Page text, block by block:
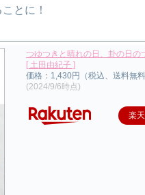
とに！
つゆつきと晴れの日、卦の日の
[ 土田由紀子 ]
価格：1,430円（税込、送料無
(2024/9/6時点)
楽